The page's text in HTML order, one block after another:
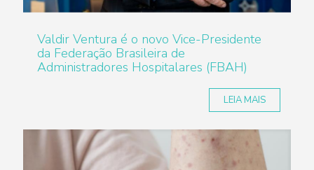
Valdir Ventura é o novo Vice-Presidente
da Federação Brasileira de
Administradores Hospitalares (FBAH)
LEIA MAIS